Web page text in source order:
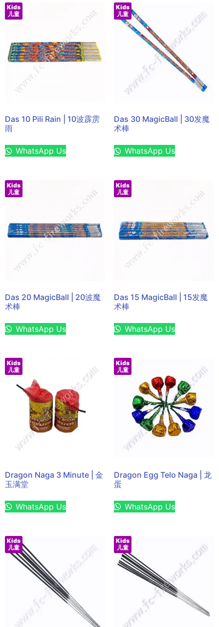
Kids
儿童
Das 10 Pili Rain | 10波霹雳
雨
WhatsApp Us
Kids
儿童
Das 30 MagicBall | 30发魔
术棒
WhatsApp Us
Kids
儿童
Das 20 MagicBall | 20波魔
术棒
WhatsApp Us
Kids
儿童
Das 15 MagicBall | 15发魔
术棒
WhatsApp Us
Kids
儿童
Dragon Naga 3 Minute | 金
玉满堂
WhatsApp Us
Kids
儿童
Dragon Egg Telo Naga | 龙
蛋
WhatsApp Us
Kids
儿童
Kids
儿童